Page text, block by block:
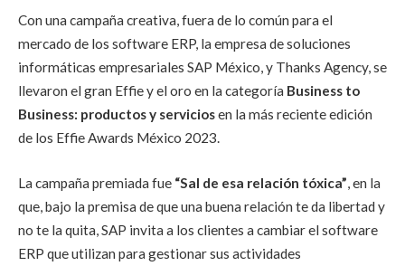
Con una campaña creativa, fuera de lo común para el
mercado de los software ERP, la empresa de soluciones
informáticas empresariales SAP México, y Thanks Agency, se
llevaron el gran Effie y el oro en la categoría Business to
Business: productos y serviciosen la más reciente edición
de los Effie Awards México 2023.
La campaña premiada fue “Sal de esa relación tóxica”, en la
que, bajo la premisa de que una buena relación te da libertad y
no te la quita, SAP invita a los clientes a cambiar el software
ERP que utilizan para gestionar sus actividades